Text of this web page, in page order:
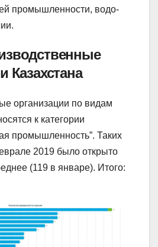
промышленности, водо-
Казахстана
организации по видам
к категории
промышленность”. Таких
2019 было открыто
(119 в январе). Итого: